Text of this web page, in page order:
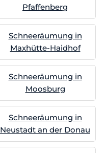
Pfaffenberg
Schneeräumung in
Maxhütte-Haidhof
Schneeräumung in
Moosburg
Schneeräumung in
Neustadt an der Donau